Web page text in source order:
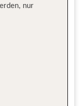
nur